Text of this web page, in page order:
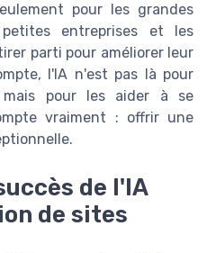
pour les grandes
entreprises et les
parti pour améliorer leur
l'IA n'est pas là pour
mais pour les aider à se
vraiment : offrir une
de l'IA
de sites